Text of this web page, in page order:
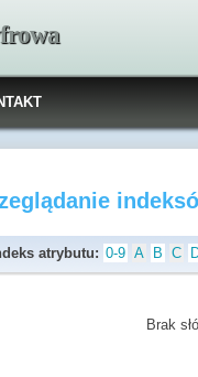
atrybutu: 0-9 A B C
Brak